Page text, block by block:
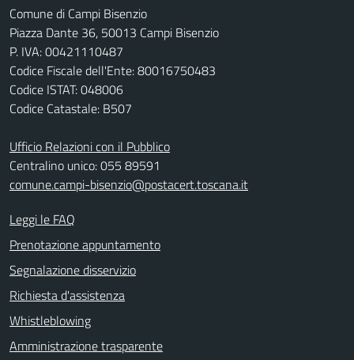
Comune di Campi Bisenzio
Piazza Dante 36, 50013 Campi Bisenzio
P. IVA: 00421110487
Codice Fiscale dell'Ente: 80016750483
Codice ISTAT: 048006
Codice Catastale: B507
Ufficio Relazioni con il Pubblico
Centralino unico: 055 89591
comune.campi-bisenzio@postacert.toscana.it
Leggi le FAQ
Prenotazione appuntamento
Segnalazione disservizio
Richiesta d'assistenza
Whistleblowing
Amministrazione trasparente